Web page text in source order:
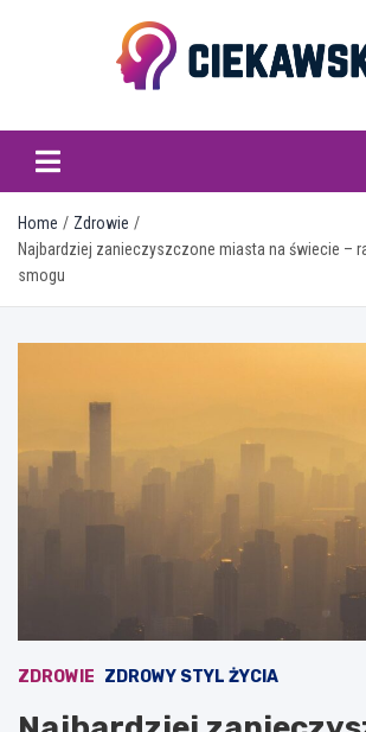
ciekawski.pl
Home
Zdrowie
Najbardziej zanieczyszczone miasta na świecie –
smogu
ZDROWIE ZDROWY STYL ŻYCIA